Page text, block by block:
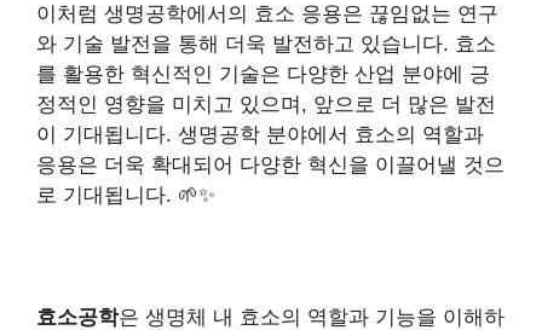
이처럼 생명공학에서의 효소 응용은 끊임없는 연구
와 기술 발전을 통해 더욱 발전하고 있습니다. 효소
를 활용한 혁신적인 기술은 다양한 산업 분야에 긍
정적인 영향을 미치고 있으며, 앞으로 더 많은 발전
이 기대됩니다. 생명공학 분야에서 효소의 역할과
응용은 더욱 확대되어 다양한 혁신을 이끌어낼 것으
로 기대됩니다. 🌱✨
효소공학은 생명체 내 효소의 역할과 기능을 이해하